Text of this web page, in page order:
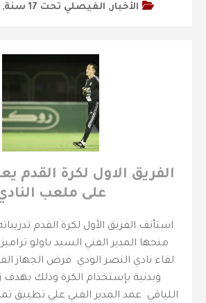
الأخبار, ‫الفيصلي‬⁩ تحت 17 سنة ,
الفريق الاول لكرة القدم
على ملعب
استأنف الفريق الأول لكرة القدم
منحها المدير الفني السيد باولو
لقاء نادي النصر الودي فرض الجهاز
وبدنية بإستخدام الكرة وذلك بهدف
اللياقي عمد المدير الفني على تطبيق